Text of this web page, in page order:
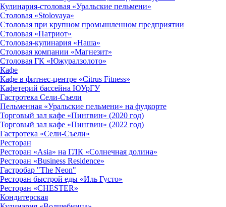
Кулинария-столовая «Уральские пельмени»
Столовая «Stolovaya»
Столовая при крупном промышленном предприятии
Столовая «Патриот»
Столовая-кулинария «Наша»
Столовая компании «Магнезит»
Столовая ГК «Южуралзолото»
Кафе
Кафе в фитнес-центре «Citrus Fitness»
Кафетерий бассейна ЮУрГУ
Гастротека Сели-Съели
Пельменная «Уральские пельмени» на фудкорте
Торговый зал кафе «Пингвин» (2020 год)
Торговый зал кафе «Пингвин» (2022 год)
Гастротека «Сели-Съели»
Ресторан
Ресторан «Asia» на ГЛК «Солнечная долина»
Ресторан «Business Residence»
Гастробар "The Neon"
Ресторан быстрой еды «Иль Густо»
Ресторан «CHESTER»
Кондитерская